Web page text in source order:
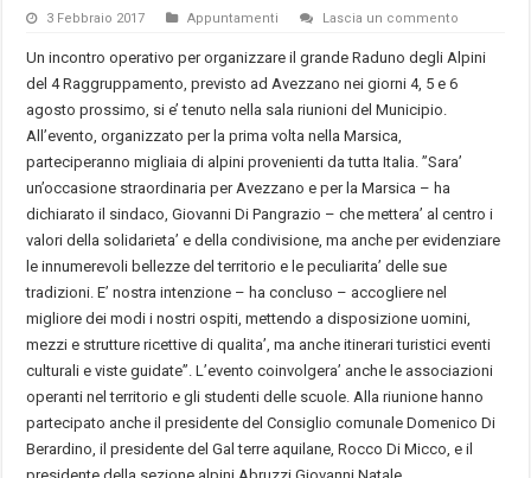
3 Febbraio 2017 Appuntamenti Lascia un commento
Un incontro operativo per organizzare il grande Raduno degli Alpini
del 4 Raggruppamento, previsto ad Avezzano nei giorni 4, 5 e 6
agosto prossimo, si e’ tenuto nella sala riunioni del Municipio.
All’evento, organizzato per la prima volta nella Marsica,
parteciperanno migliaia di alpini provenienti da tutta Italia. ”Sara’
un’occasione straordinaria per Avezzano e per la Marsica – ha
dichiarato il sindaco, Giovanni Di Pangrazio – che mettera’ al centro i
valori della solidarieta’ e della condivisione, ma anche per evidenziare
le innumerevoli bellezze del territorio e le peculiarita’ delle sue
tradizioni. E’ nostra intenzione – ha concluso – accogliere nel
migliore dei modi i nostri ospiti, mettendo a disposizione uomini,
mezzi e strutture ricettive di qualita’, ma anche itinerari turistici eventi
culturali e viste guidate”. L’evento coinvolgera’ anche le associazioni
operanti nel territorio e gli studenti delle scuole. Alla riunione hanno
partecipato anche il presidente del Consiglio comunale Domenico Di
Berardino, il presidente del Gal terre aquilane, Rocco Di Micco, e il